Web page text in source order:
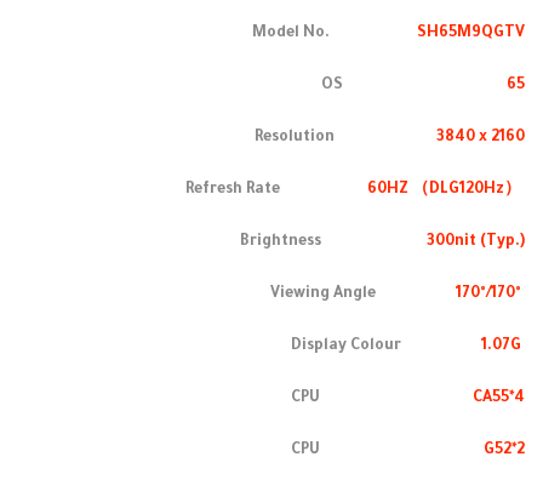
Model No. SH65M9QGTV
OS 65
Resolution 3840 x 2160
60HZ （DLG120Hz）
Brightness 300nit (Typ.)
170°/170°
1.07G
CPU CA55*4
CPU G52*2